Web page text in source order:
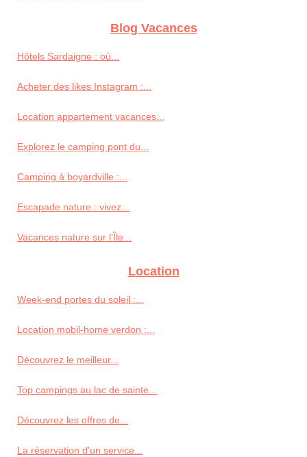
Blog Vacances
Hôtels Sardaigne : où...
Acheter des likes Instagram :...
Location appartement vacances...
Explorez le camping pont du...
Camping à boyardville :...
Escapade nature : vivez...
Vacances nature sur l’Île...
Location
Week-end portes du soleil :...
Location mobil-home verdon :...
Découvrez le meilleur...
Top campings au lac de sainte...
Découvrez les offres de...
La réservation d'un service...